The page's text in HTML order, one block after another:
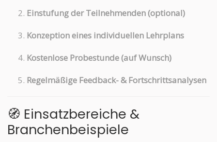
Einstufung der Teilnehmenden (optional)
Konzeption eines individuellen Lehrplans
Kostenlose Probestunde (auf Wunsch)
Regelmäßige Feedback- & Fortschrittsanalysen
🧭 Einsatzbereiche &
Branchenbeispiele